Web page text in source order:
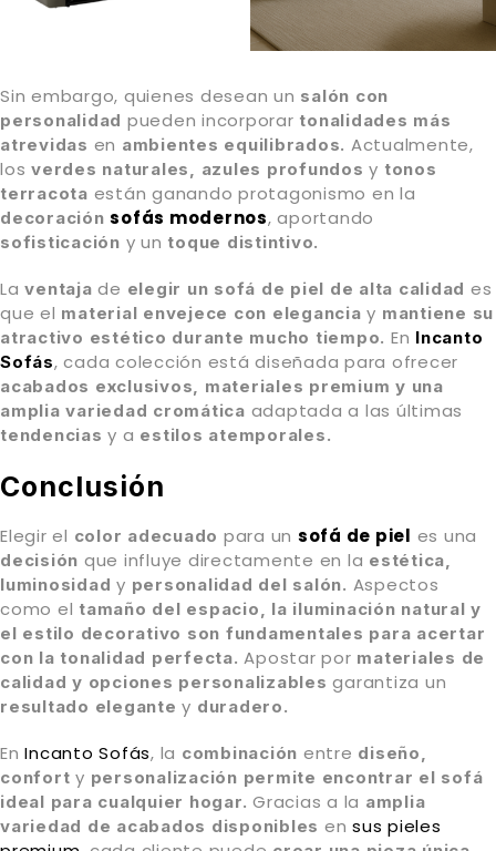
Sin embargo, quienes desean un salón con
personalidad pueden incorporar tonalidades más
atrevidas en ambientes equilibrados. Actualmente,
los verdes naturales, azules profundos y tonos
terracota están ganando protagonismo en la
decoraciónsofás modernos, aportando
sofisticación y un toque distintivo.
Laventaja de elegir un sofá de piel de alta calidad es
que el material envejece con elegancia y mantiene su
atractivo estético durante mucho tiempo. En Incanto
Sofás, cada colección está diseñada para ofrecer
acabados exclusivos, materiales premium y una
amplia variedad cromática adaptada a las últimas
tendencias y a estilos atemporales.
Conclusión
Elegir el color adecuado para un sofá de piel es una
decisión que influye directamente en la estética,
luminosidad y personalidad del salón. Aspectos
como el tamaño del espacio, la iluminación natural y
el estilo decorativo son fundamentales para acertar
con la tonalidad perfecta. Apostar por materiales de
calidad y opciones personalizables garantiza un
resultado elegantey duradero.
EnIncanto Sofás, la combinación entre diseño,
confort y personalización permite encontrar el sofá
ideal para cualquier hogar. Gracias a la amplia
variedad de acabados disponibles en sus pieles